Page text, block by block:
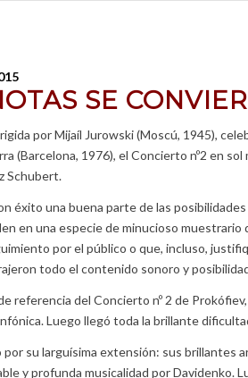
SE
por Mijaíl Jurowski (Moscú, 1945),
(Barcelona, 1976), el Concierto nº2 en
Schubert.
éxito una buena parte de las
en una especie de minucioso
por el público o que, incluso,
todo el contenido sonoro y
referencia del Concierto nº 2 de
Luego llegó toda la brillante
su larguísima extensión: sus
y profunda musicalidad por Davidenko.